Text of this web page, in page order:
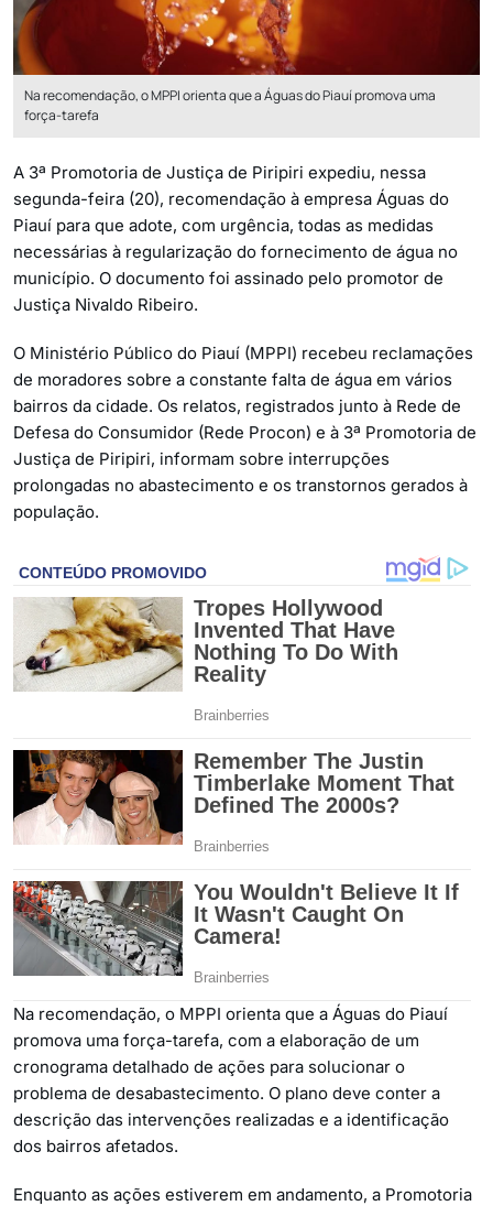
Na recomendação, o MPPI orienta que a Águas do Piauí promova uma
força-tarefa
A 3ª Promotoria de Justiça de Piripiri expediu, nessa
segunda-feira (20), recomendação à empresa Águas do
Piauí para que adote, com urgência, todas as medidas
necessárias à regularização do fornecimento de água no
município. O documento foi assinado pelo promotor de
Justiça Nivaldo Ribeiro.
O Ministério Público do Piauí (MPPI) recebeu reclamações
de moradores sobre a constante falta de água em vários
bairros da cidade. Os relatos, registrados junto à Rede de
Defesa do Consumidor (Rede Procon) e à 3ª Promotoria de
Justiça de Piripiri, informam sobre interrupções
prolongadas no abastecimento e os transtornos gerados à
população.
Na recomendação, o MPPI orienta que a Águas do Piauí
promova uma força-tarefa, com a elaboração de um
cronograma detalhado de ações para solucionar o
problema de desabastecimento. O plano deve conter a
descrição das intervenções realizadas e a identificação
dos bairros afetados.
Enquanto as ações estiverem em andamento, a Promotoria